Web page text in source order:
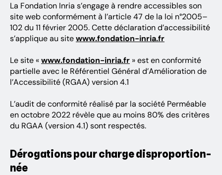
La Fondation Inria s’en­gage à rendre acces­sibles son
site web confor­mé­ment à l’ar­ticle 47 de la loi n°2005–
102 du 11 février 2005. Cette décla­ra­tion d’ac­ces­si­bi­lité
s’ap­plique au sitewww.fondation-inria.fr
Le site «www.fondation-inria.fr » est en confor­mité
partielle avec le Réfé­ren­tiel Géné­ral d’Amé­lio­ra­tion de
l’Ac­ces­si­bi­lité (RGAA) version 4.1
L’au­dit de confor­mité réalisé par la société Perméable
en octobre 2022 révèle que au moins 80% des critères
du RGAA (version 4.1) sont respec­tés.
Déro­ga­tions pour charge dispro­por­tion­
née